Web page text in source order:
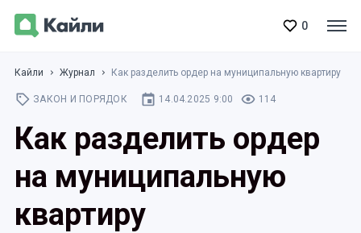
0
Кайли Журнал Как разделить ордер на муниципальную квартиру
ЗАКОН И ПОРЯДОК 14.04.2025 9:00 114
Как разделить ордер
на муниципальную
квартиру